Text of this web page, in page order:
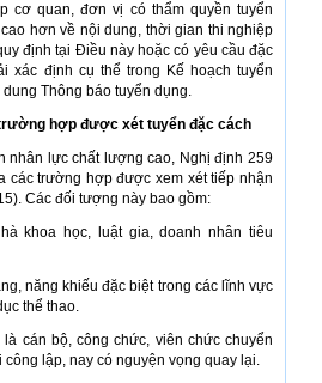
cơ quan, đơn vị có thẩm quyền tuyển
hơn về nội dung, thời gian thi nghiệp
định tại Điều này hoặc có yêu cầu đặc
xác định cụ thể trong Kế hoạch tuyển
Thông báo tuyển dụng.
hợp được xét tuyển đặc cách
nhân lực chất lượng cao, Nghị định 259
các trường hợp được xem xét tiếp nhận
Các đối tượng này bao gồm:
khoa học, luật gia, doanh nhân tiêu
năng khiếu đặc biệt trong các lĩnh vực
thể thao.
cán bộ, công chức, viên chức chuyển
lập, nay có nguyện vọng quay lại.